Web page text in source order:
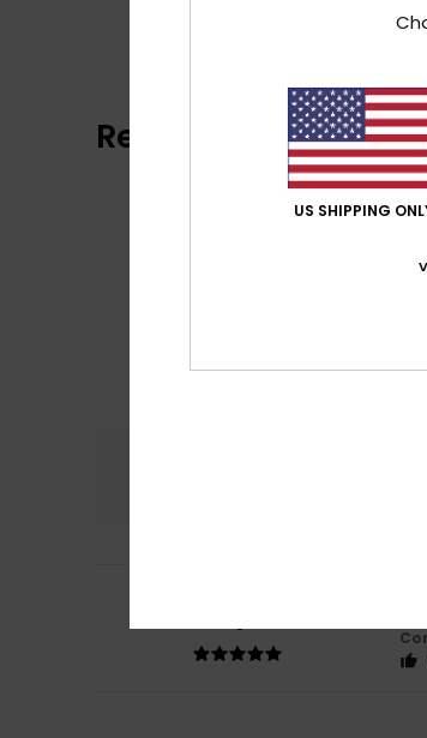
Reviews van
US SHIPPING